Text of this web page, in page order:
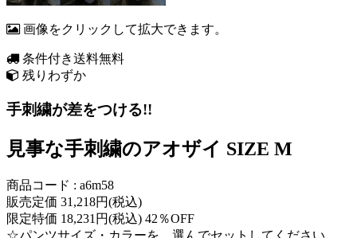
画像をクリックして拡大できます。
条件付き送料無料
残りわずか
手刺繍が差をつける!!
見事な手刺繍のアオザイ SIZE M
商品コード : a6m58
販売定価 31,218円(税込)
限定特価 18,231円(税込) 42％OFF
☆パンツサイズ・カラーを 選んでセットしてください。